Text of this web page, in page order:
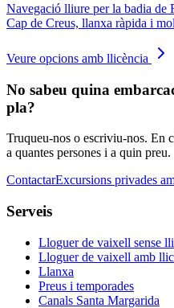
Navegació lliure per la badia de
Cap de Creus, llanxa ràpida i
Veure opcions amb llicència
No sabeu quina
pla?
Truqueu-nos o escriviu-nos. En
a quantes persones i a quin preu.
ContactarExcursions privades
Serveis
Lloguer de vaixell sense
Lloguer de vaixell amb
Llanxa
Preus i temporades
Canals Santa Margarida